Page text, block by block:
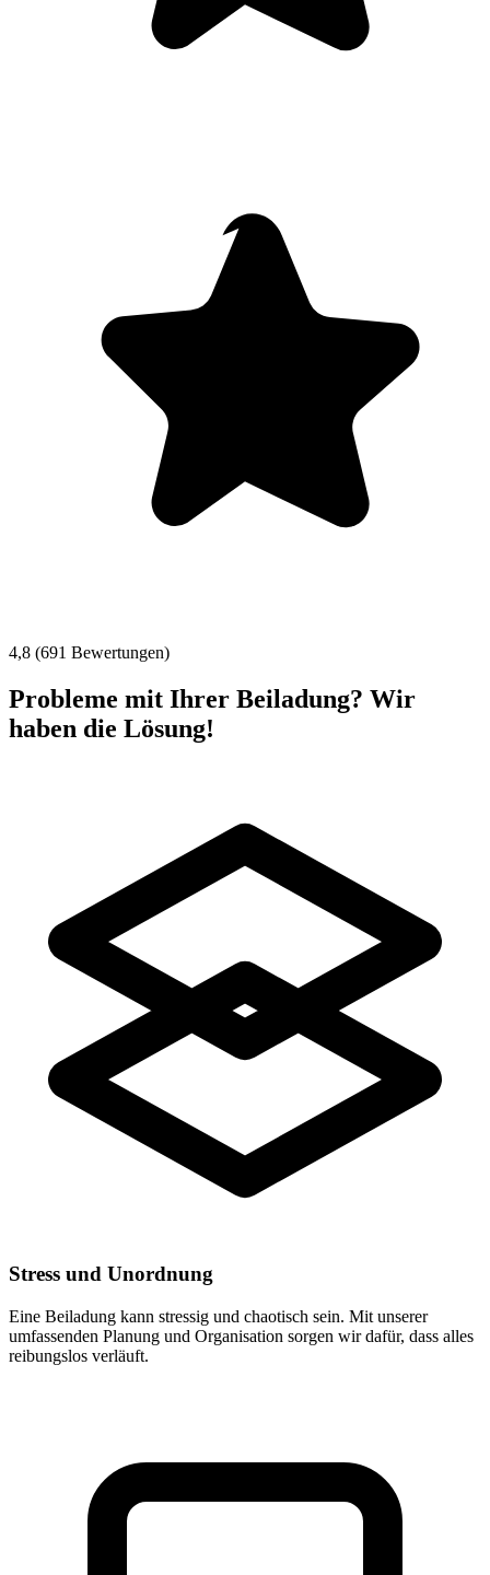
4,8 (691 Bewertungen)
Probleme mit Ihrer Beiladung? Wir
haben die Lösung!
Stress und Unordnung
Eine Beiladung kann stressig und chaotisch sein. Mit unserer
umfassenden Planung und Organisation sorgen wir dafür, dass alles
reibungslos verläuft.